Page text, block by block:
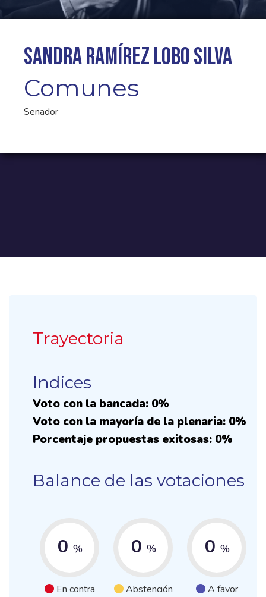
Sandra Ramírez Lobo Silva
Comunes
Senador
Trayectoria
Indices
Voto con la bancada: 0%
Voto con la mayoría de la plenaria: 0%
Porcentaje propuestas exitosas: 0%
Balance de las votaciones
0 %
En contra
0 %
Abstención
0 %
A favor